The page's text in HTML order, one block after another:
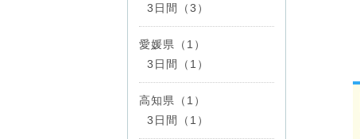
3日間（3）
愛媛県（1）
3日間（1）
高知県（1）
3日間（1）